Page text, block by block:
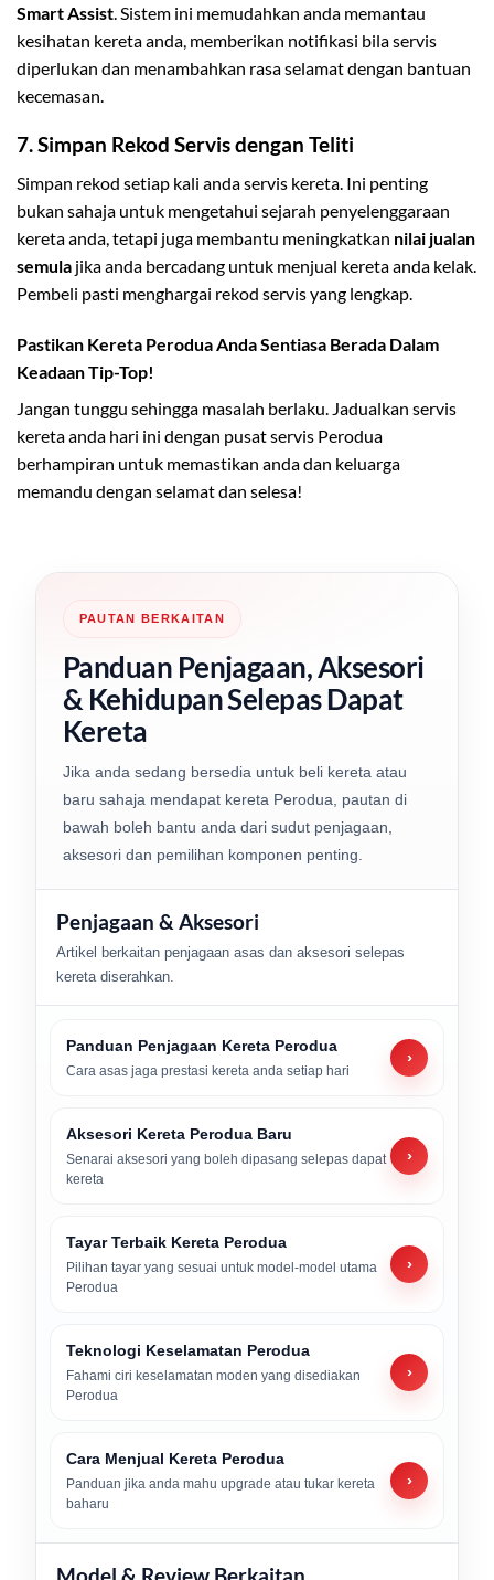
Smart Assist . Sistem ini memudahkan anda memantau
kesihatan kereta anda, memberikan notifikasi bila servis
diperlukan dan menambahkan rasa selamat dengan bantuan
kecemasan.
7.Simpan Rekod Servis dengan Teliti
Simpan rekod setiap kali anda servis kereta. Ini penting
bukan sahaja untuk mengetahui sejarah penyelenggaraan
kereta anda, tetapi juga membantu meningkatkan nilai jualan
semula jika anda bercadang untuk menjual kereta anda kelak.
Pembeli pasti menghargai rekod servis yang lengkap.
Pastikan Kereta Perodua Anda Sentiasa Berada Dalam
Keadaan Tip-Top!
Jangan tunggu sehingga masalah berlaku. Jadualkan servis
kereta anda hari ini dengan pusat servis Perodua
berhampiran untuk memastikan anda dan keluarga
memandu dengan selamat dan selesa!
PAUTAN BERKAITAN
Panduan Penjagaan, Aksesori
& Kehidupan Selepas Dapat
Kereta
Jika anda sedang bersedia untuk beli kereta atau
baru sahaja mendapat kereta Perodua, pautan di
bawah boleh bantu anda dari sudut penjagaan,
aksesori dan pemilihan komponen penting.
Penjagaan & Aksesori
Artikel berkaitan penjagaan asas dan aksesori selepas
kereta diserahkan.
Panduan Penjagaan Kereta Perodua
Cara asas jaga prestasi kereta anda setiap hari
›
Aksesori Kereta Perodua Baru
Senarai aksesori yang boleh dipasang selepas dapat
kereta
›
Tayar Terbaik Kereta Perodua
Pilihan tayar yang sesuai untuk model-model utama
Perodua
›
Teknologi Keselamatan Perodua
Fahami ciri keselamatan moden yang disediakan
Perodua
›
Cara Menjual Kereta Perodua
Panduan jika anda mahu upgrade atau tukar kereta
baharu
›
Model & Review Berkaitan